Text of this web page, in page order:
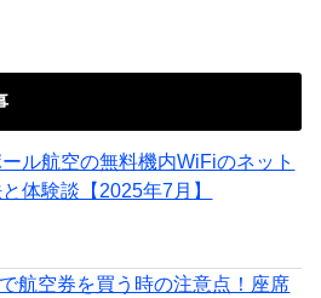
ル航空の無料機内WiFiのネット
体験談【2025年7月】
航空券を買う時の注意点！座席